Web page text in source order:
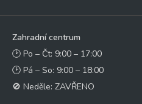
Zahradní centrum
🕑 Po – Čt: 9:00 – 17:00
🕑 Pá – So: 9:00 – 18:00
🚫 Neděle: ZAVŘENO